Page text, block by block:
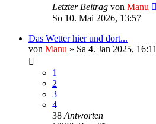
Letzter Beitrag von Manu
So 10. Mai 2026, 13:57
Das Wetter hier und dort...
von Manu » Sa 4. Jan 2025, 16:11
1
2
3
4
38 Antworten